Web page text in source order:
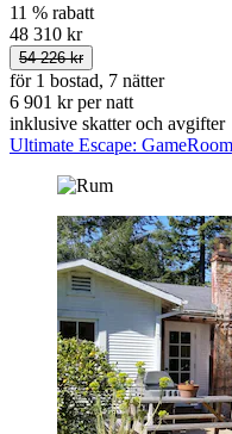
11 % rabatt
48 310 kr
54 226 kr
för 1 bostad, 7 nätter
6 901 kr per natt
inklusive skatter och avgifter
Ultimate Escape: